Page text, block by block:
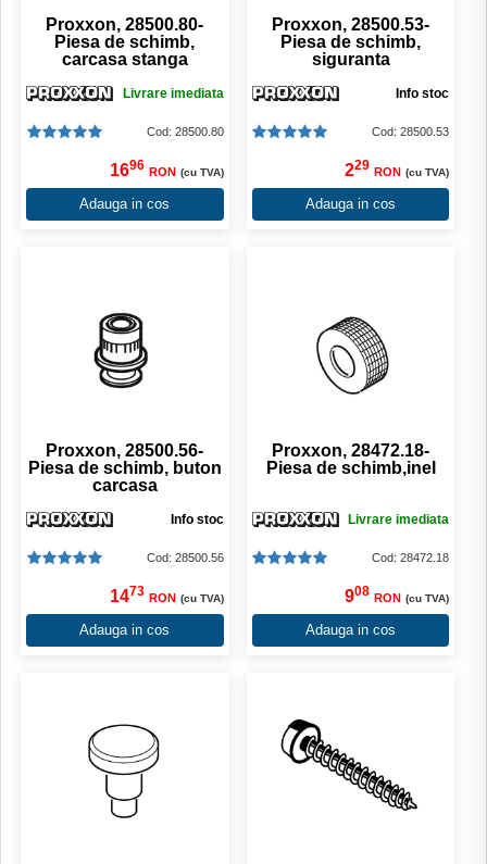
Proxxon, 28500.80-
Piesa de schimb,
carcasa stanga
Livrare imediata
Cod: 28500.80
1696 RON (cu TVA)
Adauga in cos
Proxxon, 28500.53-
Piesa de schimb,
siguranta
Info stoc
Cod: 28500.53
229 RON (cu TVA)
Adauga in cos
Proxxon, 28500.56-
Piesa de schimb, buton
carcasa
Info stoc
Cod: 28500.56
1473 RON (cu TVA)
Adauga in cos
Proxxon, 28472.18-
Piesa de schimb,inel
Livrare imediata
Cod: 28472.18
908 RON (cu TVA)
Adauga in cos